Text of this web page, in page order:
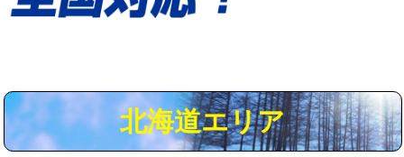
用（追加）/3ｍ超え)
給水管工事※（ライニング鋼管・銅
44,000円
北海道エリア